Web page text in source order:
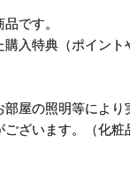
です。
入特典（ポイン
屋の照明等により
ざいます。（化